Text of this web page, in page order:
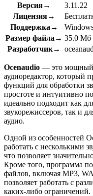
Версия→
3.11.22
Лицензия→
Поддержка→
Размер файла→ 35.0 Мб
Разработчик→
Ocenaudio — это мощный,
аудиоредактор, который
функций для обработки
простоте и интуитивно
идеально подходит как
звукорежиссеров, так и
аудио.
Одной из особенностей
работать с несколькими
что позволяет
Кроме того, программа
файлов, включая MP3,
позволяет работать с
каких-либо ограничений.